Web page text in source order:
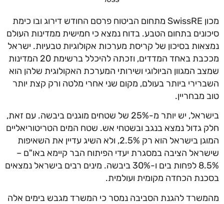
מכון SwissRE מתחום הביטוח פרסם החודש דירוג ובו כימת
בתחום הטבע. בדוח נמצא כי חמישית ממדינות העולם
בסיכון של קריסת מערכות אקולוגיות טבעיות. ישראל
מככבת באחד המדדים, וזכתה להיכלל ברשימת 20 המדינות
המגוון הביולוגי ושירותי המערכת האקולוגית שלהן הוא
ביותר בעולם, מקום שני אחרי מלטה ורק קצת יותר
מבחריין.
בישראל, יש יותר מ-25% של שטחים מוגנים ביבשה. עם זאת,
גדול נמצא בנגב ובשטחי אש. שטח המים הטריטוריאליים
המוגן בישראל הוא רק 2.5%, ולא השיג עדיין את השאיפות
הציבה במסגרת יעדי הפיתוח הבר קיימא באו"ם –
8.5% לפחות בים ו-30% ביבשה. מינים רבים בישראל נמצאים
הכחדה מקומית ועולמית.
להגנת הסביבה נמסר כי המשרד מגבש בימים אלה